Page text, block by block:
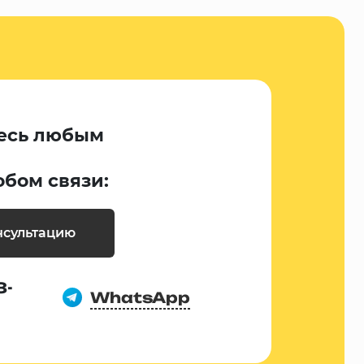
любым
связи:
WhatsApp